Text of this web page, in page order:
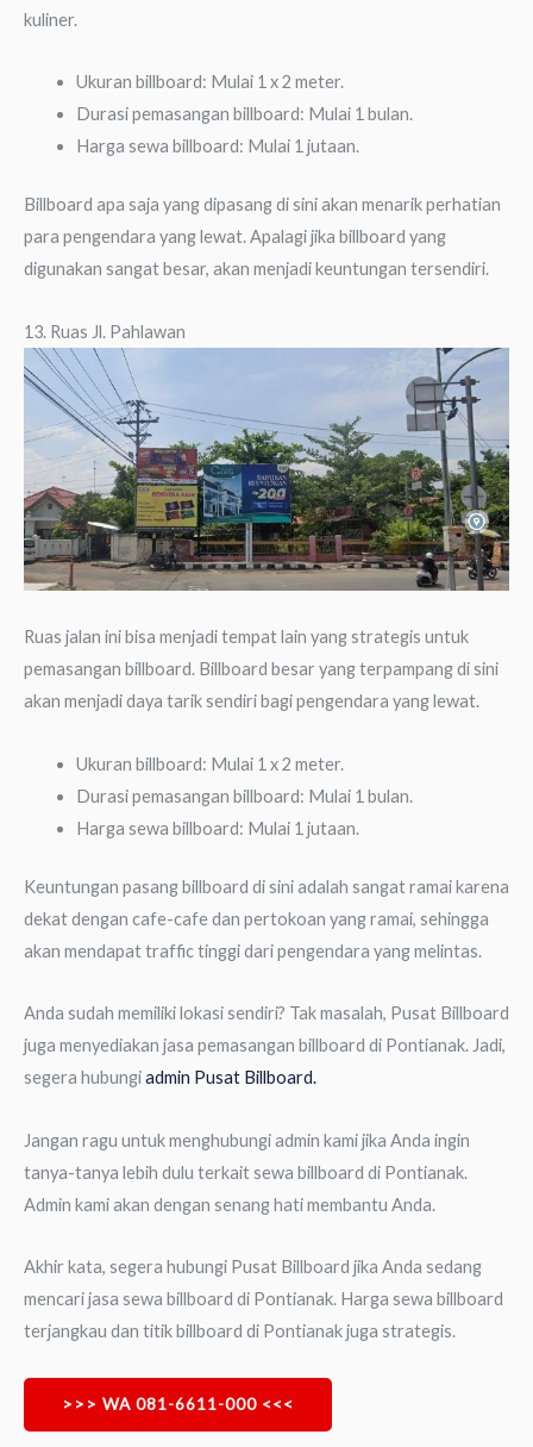
kuliner.
Ukuran billboard: Mulai 1 x 2 meter.
Durasi pemasangan billboard: Mulai 1 bulan.
Harga sewa billboard: Mulai 1 jutaan.
Billboard apa saja yang dipasang di sini akan menarik perhatian
para pengendara yang lewat. Apalagi jika billboard yang
digunakan sangat besar, akan menjadi keuntungan tersendiri.
13. Ruas Jl. Pahlawan
Ruas jalan ini bisa menjadi tempat lain yang strategis untuk
pemasangan billboard. Billboard besar yang terpampang di sini
akan menjadi daya tarik sendiri bagi pengendara yang lewat.
Ukuran billboard: Mulai 1 x 2 meter.
Durasi pemasangan billboard: Mulai 1 bulan.
Harga sewa billboard: Mulai 1 jutaan.
Keuntungan pasang billboard di sini adalah sangat ramai karena
dekat dengan cafe-cafe dan pertokoan yang ramai, sehingga
akan mendapat traffic tinggi dari pengendara yang melintas.
Anda sudah memiliki lokasi sendiri? Tak masalah, Pusat Billboard
juga menyediakan jasa pemasangan billboard di Pontianak. Jadi,
segera hubungiadmin Pusat Billboard.
Jangan ragu untuk menghubungi admin kami jika Anda ingin
tanya-tanya lebih dulu terkait sewa billboard di Pontianak.
Admin kami akan dengan senang hati membantu Anda.
Akhir kata, segera hubungi Pusat Billboard jika Anda sedang
mencari jasa sewa billboard di Pontianak. Harga sewa billboard
terjangkau dan titik billboard di Pontianak juga strategis.
>>> WA 081-6611-000 <<<